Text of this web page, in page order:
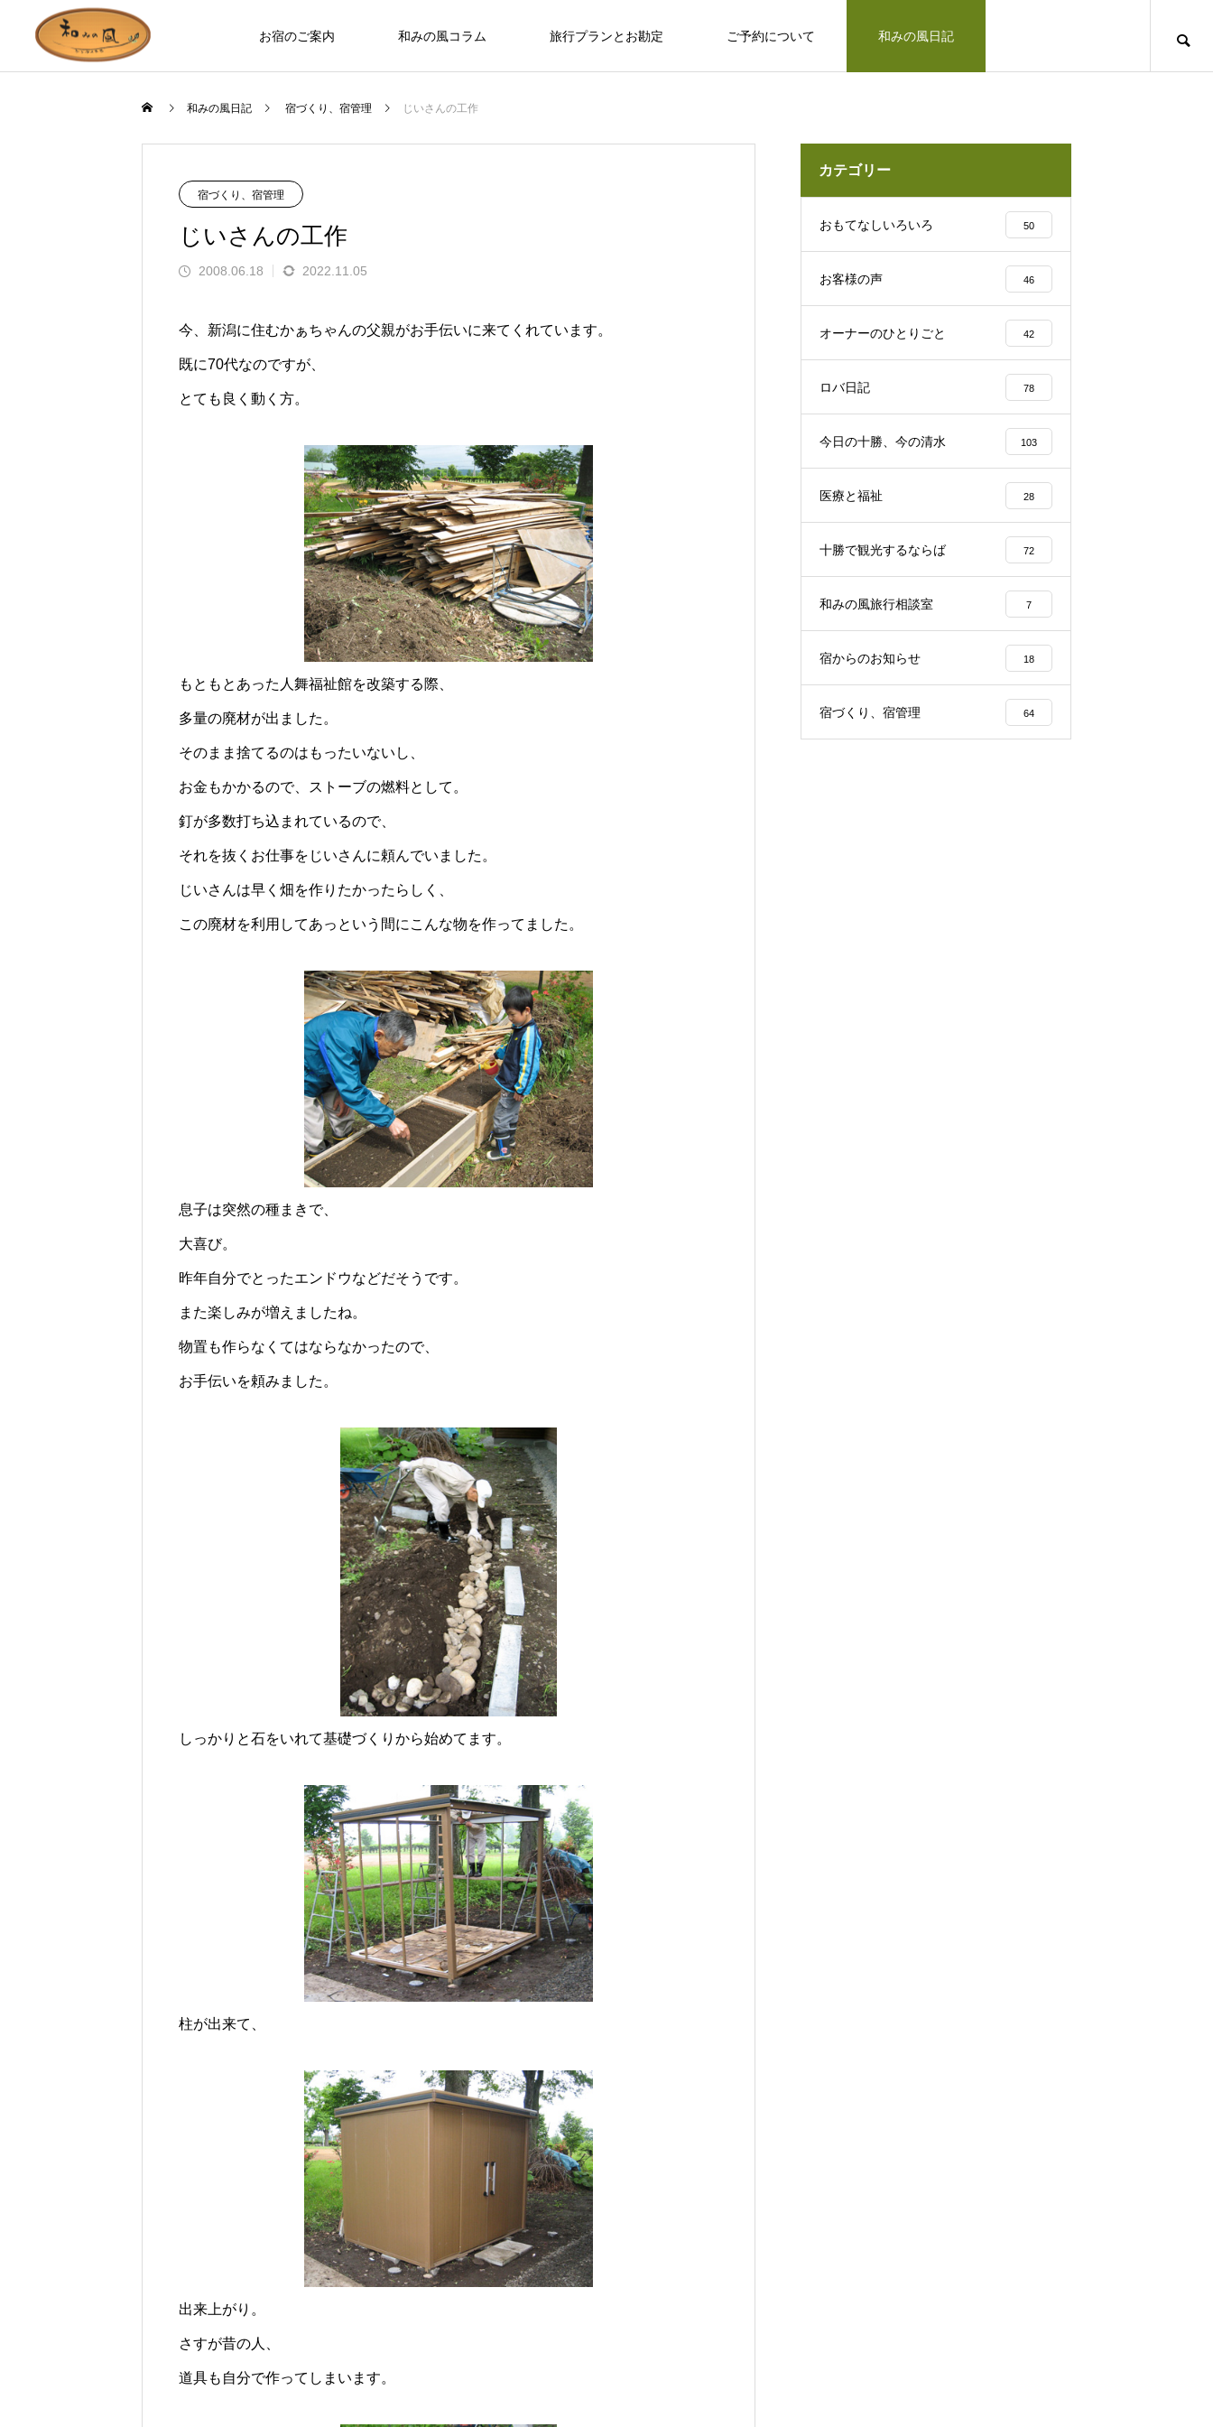
お宿のご案内 和みの風コラム 旅行プランとお勘定 ご予約について 和みの風日記
じられる時間のために
和みの風への道のりとご連絡方法はこ
ロバの暮らしと魅力とは？
「リトリートできた気がします」とお客様の
声、その理由は…？
凛とした空気の佇まい、帯広神社と花手
水2025
北海道上士幌町こども園 ほろんが保育
園留学で注目される理由とは？
和みの風日記 宿づくり、宿管理 じいさんの工作
宿づくり、宿管理
じいさんの工作
2008.06.18 2022.11.05
今、新潟に住むかぁちゃんの父親がお手伝いに来てくれています。
既に70代なのですが、
とても良く動く方。
もともとあった人舞福祉館を改築する際、
多量の廃材が出ました。
そのまま捨てるのはもったいないし、
お金もかかるので、ストーブの燃料として。
釘が多数打ち込まれているので、
それを抜くお仕事をじいさんに頼んでいました。
じいさんは早く畑を作りたかったらしく、
この廃材を利用してあっという間にこんな物を作ってました。
息子は突然の種まきで、
大喜び。
昨年自分でとったエンドウなどだそうです。
また楽しみが増えましたね。
物置も作らなくてはならなかったので、
お手伝いを頼みました。
しっかりと石をいれて基礎づくりから始めてます。
柱が出来て、
出来上がり。
さすが昔の人、
道具も自分で作ってしまいます。
カテゴリー
おもてなしいろいろ 50
お客様の声 46
オーナーのひとりごと 42
ロバ日記 78
今日の十勝、今の清水 103
医療と福祉 28
十勝で観光するならば 72
和みの風旅行相談室 7
宿からのお知らせ 18
宿づくり、宿管理 64